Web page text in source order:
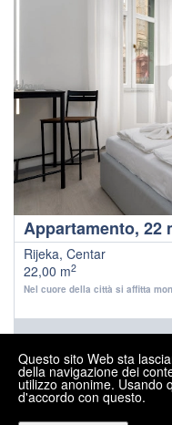
Appartamento, 22
Rijeka, Centar
22,00 m2
Nel cuore della città si affitta
1
Copyright
Questo sito Web sta
della navigazione dei
utilizzo anonime. Usando
d'accordo con questo.